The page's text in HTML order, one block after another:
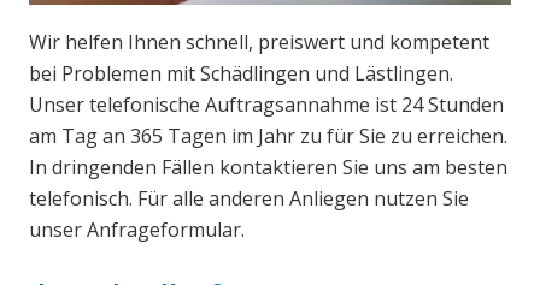
Wir helfen Ihnen schnell, preiswert und kompetent
bei Problemen mit Schädlingen und Lästlingen.
Unser telefonische Auftragsannahme ist 24 Stunden
am Tag an 365 Tagen im Jahr zu für Sie zu erreichen.
In dringenden Fällen kontaktieren Sie uns am besten
telefonisch. Für alle anderen Anliegen nutzen Sie
unser Anfrageformular.